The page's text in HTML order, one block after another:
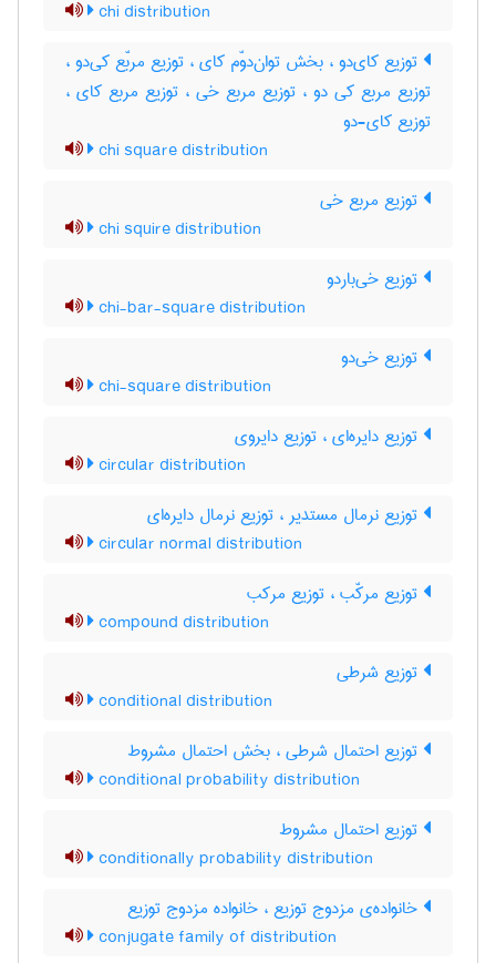
chi distribution
توزیع کای‌دو ، بخش توان‌دوّم کای ، توزیع مربّع کی‌دو ،
توزیع مربع کی دو ، توزیع مربع خی ، توزیع مربع کای ،
توزیع کای-دو
chi square distribution
توزیع مربع خی
chi squire distribution
توزیع خی‌باردو
chi-bar-square distribution
توزیع خی‌دو
chi-square distribution
توزیع دایره‌ای ، توزیع دایروی
circular distribution
توزیع نرمال مستدیر ، توزیع نرمال دایره‌ای
circular normal distribution
توزیع مرکّب ، توزیع مرکب
compound distribution
توزیع شرطی
conditional distribution
توزیع احتمال شرطی ، بخش احتمال مشروط
conditional probability distribution
توزیع احتمال مشروط
conditionally probability distribution
خانواده‌ی مزدوج توزیع ، خانواده مزدوج توزیع
conjugate family of distribution